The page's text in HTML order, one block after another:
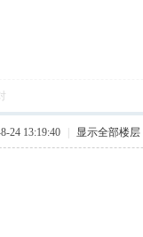
24 13:19:40 显示全部楼层